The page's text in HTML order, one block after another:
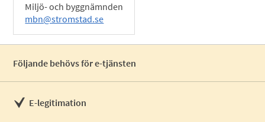
Miljö- och byggnämnden
mbn@stromstad.se
Följande behövs för e-tjänsten
E-legitimation